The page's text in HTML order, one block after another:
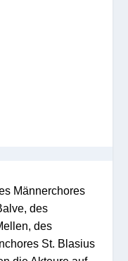
Männerchores
des
des
St. Blasius